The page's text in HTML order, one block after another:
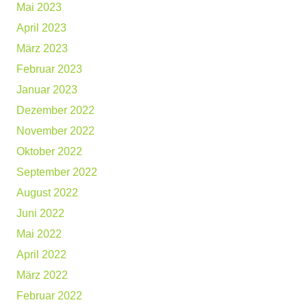
Mai 2023
April 2023
März 2023
Februar 2023
Januar 2023
Dezember 2022
November 2022
Oktober 2022
September 2022
August 2022
Juni 2022
Mai 2022
April 2022
März 2022
Februar 2022